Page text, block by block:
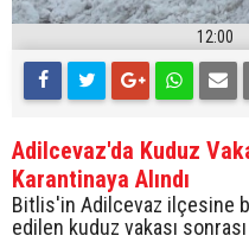
12:00
Adilcevaz'da Kuduz
Karantinaya Alındı
Bitlis'in Adilcevaz ilçesine
edilen kuduz vakası